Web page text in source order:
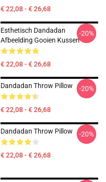
€ 22,08 - € 26,68
Esthetisch Dandadan
Afbeelding Gooien Kussen
€ 22,08 - € 26,68
-20%
Dandadan Throw Pillow
€ 22,08 - € 26,68
-20%
Dandadan Throw Pillow
€ 22,08 - € 26,68
-20%